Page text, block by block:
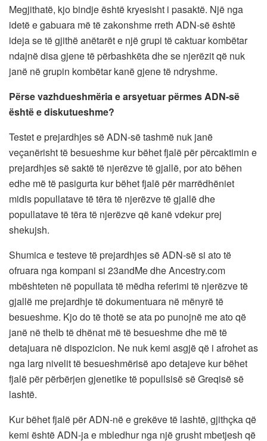
Megjithatë, kjo bindje është kryesisht i pasaktë. Një nga
idetë e gabuara më të zakonshme rreth ADN-së është
ideja se të gjithë anëtarët e një grupi të caktuar kombëtar
ndajnë disa gjene të përbashkëta dhe se njerëzit që nuk
janë në grupin kombëtar kanë gjene të ndryshme.
Përse vazhdueshmëria e arsyetuar përmes ADN-së
është e diskutueshme?
Testet e prejardhjes së ADN-së tashmë nuk janë
veçanërisht të besueshme kur bëhet fjalë për përcaktimin e
prejardhjes së saktë të njerëzve të gjallë, por ato bëhen
edhe më të pasigurta kur bëhet fjalë për marrëdhëniet
midis popullatave të tëra të njerëzve të gjallë dhe
popullatave të tëra të njerëzve që kanë vdekur prej
shekujsh.
Shumica e testeve të prejardhjes së ADN-së si ato të
ofruara nga kompani si 23andMe dhe Ancestry.com
mbështeten në popullata të mëdha referimi të njerëzve të
gjallë me prejardhje të dokumentuara në mënyrë të
besueshme. Kjo do të thotë se ata po punojnë me ato që
janë në thelb të dhënat më të besueshme dhe më të
detajuara në dispozicion. Ne nuk kemi asgjë që i afrohet as
nga larg nivelit të besueshmërisë apo detajeve kur bëhet
fjalë për përbërjen gjenetike të popullsisë së Greqisë së
lashtë.
Kur bëhet fjalë për ADN-në e grekëve të lashtë, gjithçka që
kemi është ADN-ja e mbledhur nga një grusht mbetjesh që